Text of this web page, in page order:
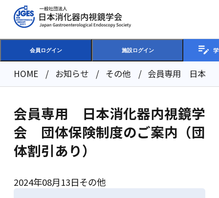
会員ログイン 施設ログイン
HOME お知らせ その他 会員専用 日本消
2024年08月13日その他
会員専用 日本消化器内視鏡学
会 団体保険制度のご案内（団
体割引あり）